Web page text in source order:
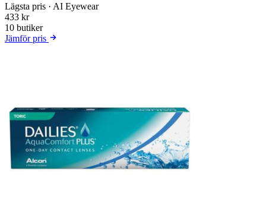
Lägsta pris · AI Eyewear
433 kr
10 butiker
Jämför pris